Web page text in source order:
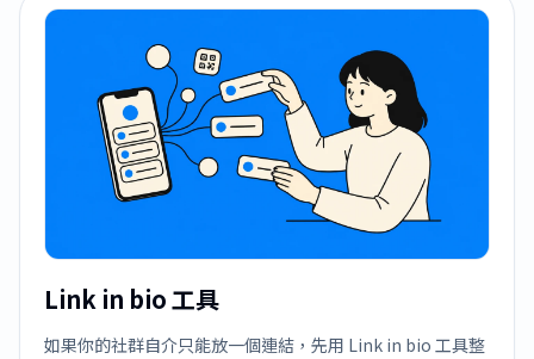
Link in bio 工具
如果你的社群自介只能放一個連結，先用 Link in bio 工具整